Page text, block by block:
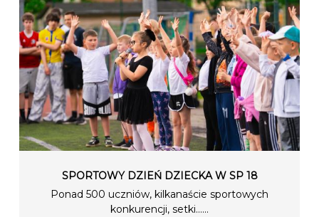
SPORTOWY DZIEŃ DZIECKA W SP 18
Ponad 500 uczniów, kilkanaście sportowych
konkurencji, setki…...